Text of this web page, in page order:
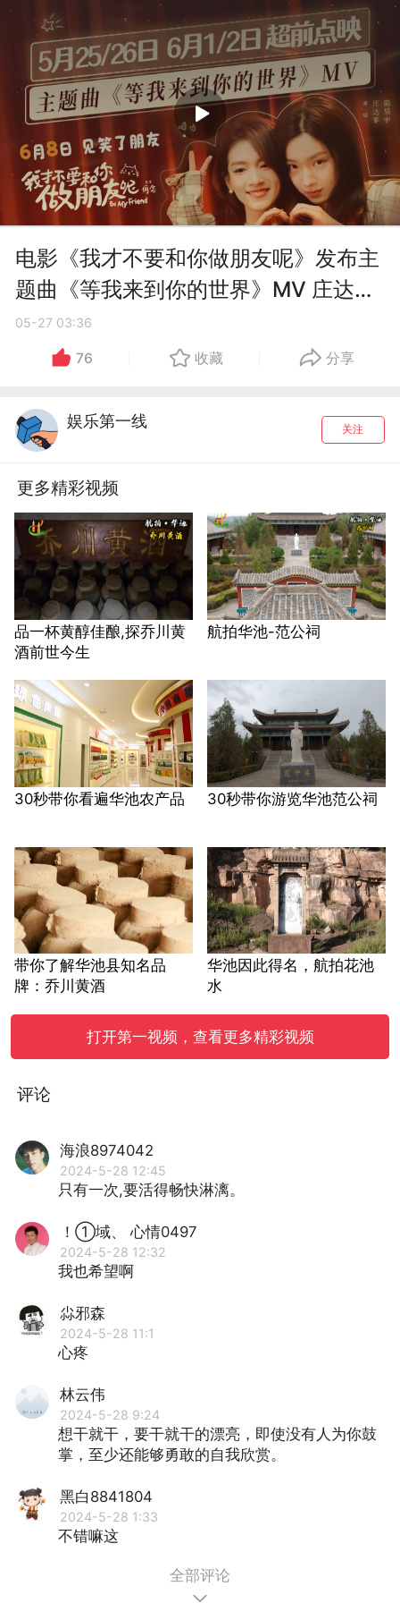
电影《我才不要和你做朋友呢》发布主
题曲《等我来到你的世界》MV 庄达菲
陈昊宇陪你笑闹一回
05-27 03:36
76 收藏 分享
娱乐第一线 关注
更多精彩视频
品一杯黄醇佳酿,探乔川黄
酒前世今生
航拍华池-范公祠
30秒带你看遍华池农产品 30秒带你游览华池范公祠
带你了解华池县知名品
牌：乔川黄酒
华池因此得名，航拍花池
水
打开第一视频，查看更多精彩视频
评论
海浪8974042
2024-5-28 12:45
只有一次,要活得畅快淋漓。
！①域、 心情0497
2024-5-28 12:32
我也希望啊
尛邪森
2024-5-28 11:1
心疼
林云伟
2024-5-28 9:24
想干就干，要干就干的漂亮，即使没有人为你鼓
掌，至少还能够勇敢的自我欣赏。
黑白8841804
2024-5-28 1:33
不错嘛这
全部评论